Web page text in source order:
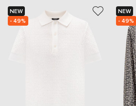
NEW
- 49%
NEW
- 49%